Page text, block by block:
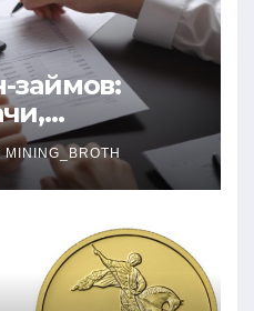
займов:
и
заемщикам
MINING_BROTH